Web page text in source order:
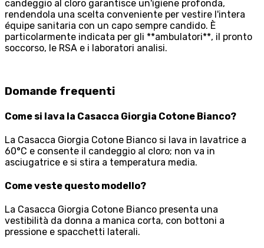
candeggio al cloro garantisce un'igiene profonda,
rendendola una scelta conveniente per vestire l'intera
équipe sanitaria con un capo sempre candido. È
particolarmente indicata per gli **ambulatori**, il pronto
soccorso, le RSA e i laboratori analisi.
Domande frequenti
Come si lava la Casacca Giorgia Cotone Bianco?
La Casacca Giorgia Cotone Bianco si lava in lavatrice a
60°C e consente il candeggio al cloro; non va in
asciugatrice e si stira a temperatura media.
Come veste questo modello?
La Casacca Giorgia Cotone Bianco presenta una
vestibilità da donna a manica corta, con bottoni a
pressione e spacchetti laterali.